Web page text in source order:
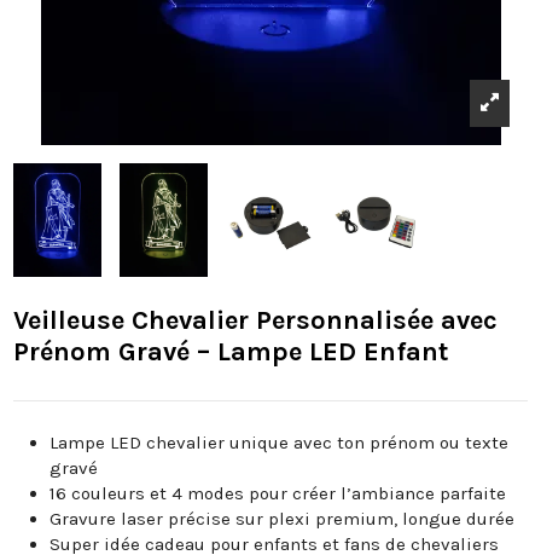
Veilleuse Chevalier Personnalisée avec
Prénom Gravé – Lampe LED Enfant
Lampe LED chevalier unique avec ton prénom ou texte
gravé
16 couleurs et 4 modes pour créer l’ambiance parfaite
Gravure laser précise sur plexi premium, longue durée
Super idée cadeau pour enfants et fans de chevaliers